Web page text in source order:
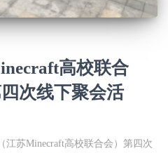
高校联合
次线下聚会活
江苏Minecraft高校联合会）第四次